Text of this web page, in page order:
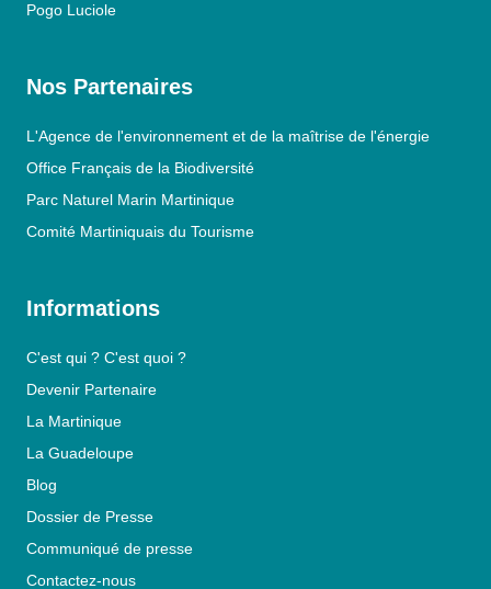
Pogo Luciole
Nos Partenaires
L'Agence de l'environnement et de la maîtrise de l'énergie
Office Français de la Biodiversité
Parc Naturel Marin Martinique
Comité Martiniquais du Tourisme
Informations
C'est qui ? C'est quoi ?
Devenir Partenaire
La Martinique
La Guadeloupe
Blog
Dossier de Presse
Communiqué de presse
Contactez-nous